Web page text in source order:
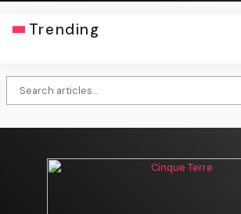
Trending